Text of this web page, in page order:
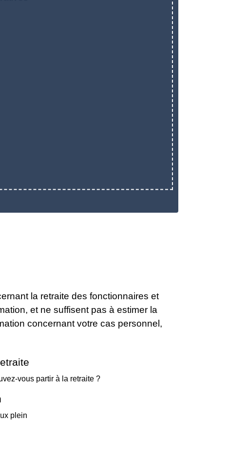
la retraite des fonctionnaires et
et ne suffisent pas à estimer la
concernant votre cas personnel,
vous partir à la retraite ?
plein